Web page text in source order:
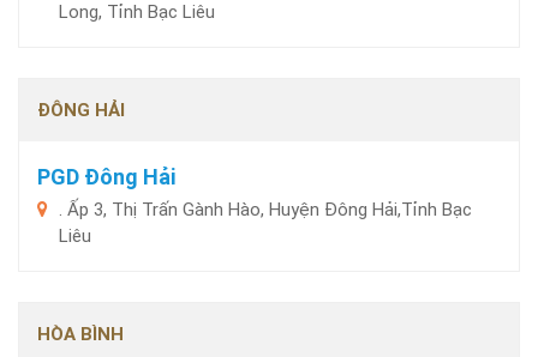
Long, Tỉnh Bạc Liêu
ĐÔNG HẢI
PGD Đông Hải
. Ấp 3, Thị Trấn Gành Hào, Huyện Đông Hải,Tỉnh Bạc
Liêu
HÒA BÌNH